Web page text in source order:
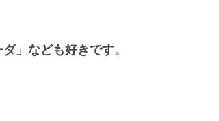
」なども好きです。